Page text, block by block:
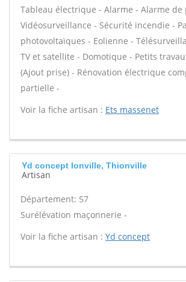
Tableau électrique - Alarme - Alarme de
Vidéosurveillance - Sécurité incendie -
photovoltaïques - Eolienne -
TV et satellite - Domotique - Petits
(Ajout prise) - Rénovation électrique
partielle -
Voir la fiche artisan : Ets massenet
Yd concept Ionville, Thionville
Artisan
Département: 57
Surélévation maçonnerie -
Voir la fiche artisan : Yd concept